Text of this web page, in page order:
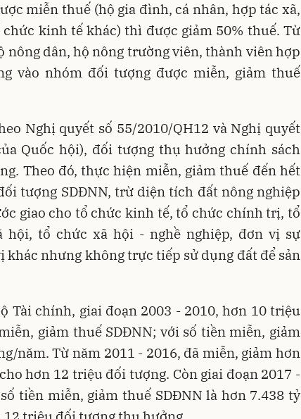
miễn thuế (hộ gia đình, cá nhân, hợp tác xã,
kinh tế khác) thì được giảm 50% thuế. Từ
nông dân, hộ nông trường viên, thành viên hợp
vào nhóm đối tượng được miễn, giảm thuế
Nghị quyết số 55/2010/QH12 và Nghị quyết
Quốc hội), đối tượng thụ hưởng chính sách
Theo đó, thực hiện miễn, giảm thuế đến hết
tượng SDĐNN, trừ diện tích đất nông nghiệp
giao cho tổ chức kinh tế, tổ chức chính trị, tổ
tổ chức xã hội - nghề nghiệp, đơn vị sự
khác nhưng không trực tiếp sử dụng đất để sản
Tài chính, giai đoạn 2003 - 2010, hơn 10 triệu
giảm thuế SDĐNN; với số tiền miễn, giảm
năm. Từ năm 2011 - 2016, đã miễn, giảm hơn
hơn 12 triệu đối tượng. Còn giai đoạn 2017 -
tiền miễn, giảm thuế SDĐNN là hơn 7.438 tỷ